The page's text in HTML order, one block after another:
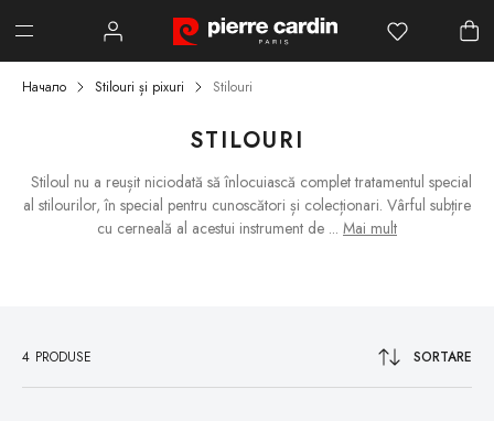
Начало Stilouri și pixuri Stilouri
STILOURI
Stiloul nu a reușit niciodată să înlocuiască complet tratamentul special
al stilourilor, în special pentru cunoscători și colecționari. Vârful subțire
cu cerneală al acestui instrument de ... Mai mult
4 PRODUSE SORTARE